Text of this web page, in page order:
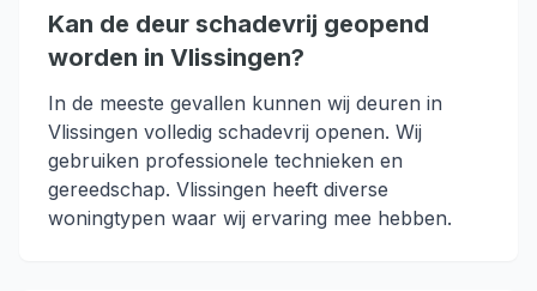
Kan de deur schadevrij geopend
worden in Vlissingen?
In de meeste gevallen kunnen wij deuren in
Vlissingen volledig schadevrij openen. Wij
gebruiken professionele technieken en
gereedschap. Vlissingen heeft diverse
woningtypen waar wij ervaring mee hebben.